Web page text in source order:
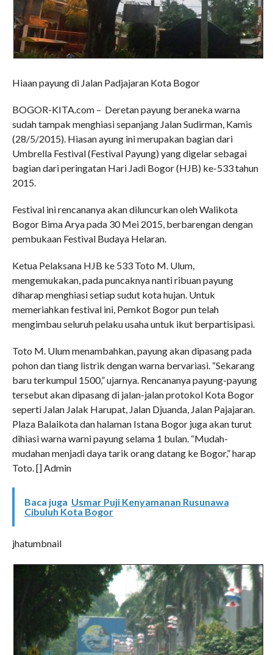
Hiaan payung di Jalan Padjajaran Kota Bogor
BOGOR-KITA.com – Deretan payung beraneka warna
sudah tampak menghiasi sepanjang Jalan Sudirman, Kamis
(28/5/2015). Hiasan ayung ini merupakan bagian dari
Umbrella Festival (Festival Payung) yang digelar sebagai
bagian dari peringatan Hari Jadi Bogor (HJB) ke-533 tahun
2015.
Festival ini rencananya akan diluncurkan oleh Walikota
Bogor Bima Arya pada 30 Mei 2015, berbarengan dengan
pembukaan Festival Budaya Helaran.
Ketua Pelaksana HJB ke 533 Toto M. Ulum,
mengemukakan, pada puncaknya nanti ribuan payung
diharap menghiasi setiap sudut kota hujan. Untuk
memeriahkan festival ini, Pemkot Bogor pun telah
mengimbau seluruh pelaku usaha untuk ikut berpartisipasi.
Toto M. Ulum menambahkan, payung akan dipasang pada
pohon dan tiang listrik dengan warna bervariasi. “Sekarang
baru terkumpul 1500,” ujarnya. Rencananya payung-payung
tersebut akan dipasang di jalan-jalan protokol Kota Bogor
seperti Jalan Jalak Harupat, Jalan Djuanda, Jalan Pajajaran.
Plaza Balaikota dan halaman Istana Bogor juga akan turut
dihiasi warna warni payung selama 1 bulan. “Mudah-
mudahan menjadi daya tarik orang datang ke Bogor,” harap
Toto. [] Admin
Baca juga Usmar Puji Kenyamanan Rusunawa
Cibuluh Kota Bogor
jhatumbnail